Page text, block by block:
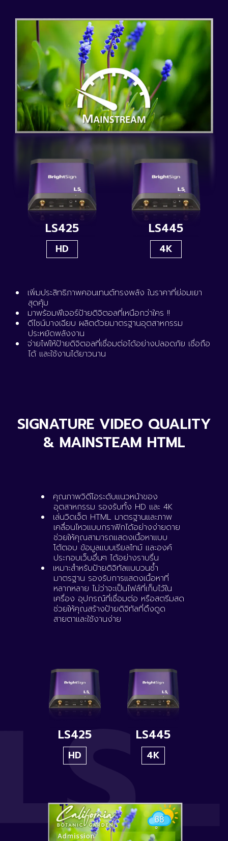
LS425
HD
LS445
4K
เพิ่มประสิทธิภาพคอนเทนต์ทรงพลัง ในราคาที่ย่อมเยา
สุดคุ้ม
มาพร้อมฟีเจอร์ป้ายดิจิตอลที่เหนือกว่าใคร !!
ดีไซน์บางเฉียบ ผลิตด้วยมาตรฐานอุตสาหกรรม
ประหยัดพลังงาน
จ่ายไฟให้ป้ายดิจิตอลที่เชื่อมต่อได้อย่างปลอดภัย เชื่อถือ
ได้ และใช้งานได้ยาวนาน
SIGNATURE VIDEO QUALITY
& MAINSTEAM HTML
คุณภาพวิดีโอระดับแนวหน้าของ
อุตสาหกรรม รองรับทั้ง HD และ 4K
เล่นวิดเจ็ต HTML มาตรฐานและภาพ
เคลื่อนไหวแบบกราฟิกได้อย่างง่ายดาย
ช่วยให้คุณสามารถแสดงเนื้อหาแบบ
โต้ตอบ ข้อมูลแบบเรียลไทม์ และองค์
ประกอบเว็บอื่นๆ ได้อย่างราบรื่น
เหมาะสำหรับป้ายดิจิทัลแบบวนซ้ำ
มาตรฐาน รองรับการแสดงเนื้อหาที่
หลากหลาย ไม่ว่าจะเป็นไฟล์ที่เก็บไว้ใน
เครื่อง อุปกรณ์ที่เชื่อมต่อ หรือสตรีมสด
ช่วยให้คุณสร้างป้ายดิจิทัลที่ดึงดูด
สายตาและใช้งานง่าย
LS425
HD
LS445
4K